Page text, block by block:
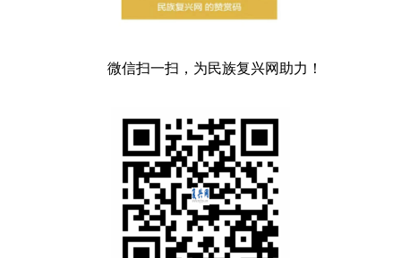
微信扫一扫，为民族复兴网助力！